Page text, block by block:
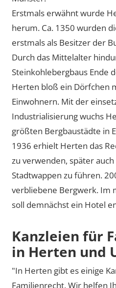
Erstmals erwähnt wurde
herum. Ca. 1350 wurden
erstmals als Besitzer der
Durch das Mittelalter
Steinkohlebergbaus Ende
Herten bloß ein Dörfchen
Einwohnern. Mit der
Industrialisierung wuchs
größten Bergbaustädte in
1936 erhielt Herten das
zu verwenden, später auch
Stadtwappen zu führen.
verbliebene Bergwerk. Im
soll demnächst ein Hotel
Kanzleien für
in Herten und
"In Herten gibt es einige
Familienrecht. Wir helfen